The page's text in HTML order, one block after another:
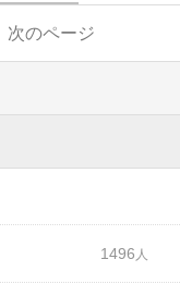
次のページ
1496